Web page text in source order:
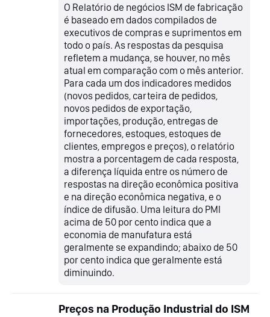
O Relatório de negócios ISM de fabricação
é baseado em dados compilados de
executivos de compras e suprimentos em
todo o país. As respostas da pesquisa
refletem a mudança, se houver, no mês
atual em comparação com o mês anterior.
Para cada um dos indicadores medidos
(novos pedidos, carteira de pedidos,
novos pedidos de exportação,
importações, produção, entregas de
fornecedores, estoques, estoques de
clientes, empregos e preços), o relatório
mostra a porcentagem de cada resposta,
a diferença líquida entre os número de
respostas na direção econômica positiva
e na direção econômica negativa, e o
índice de difusão. Uma leitura do PMI
acima de 50 por cento indica que a
economia de manufatura está
geralmente se expandindo; abaixo de 50
por cento indica que geralmente está
diminuindo.
Preços na Produção Industrial do ISM